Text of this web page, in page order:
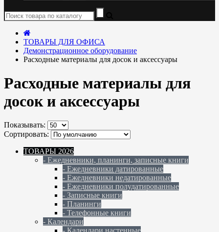
ТОВАРЫ ДЛЯ ОФИСА
Демонстрационное оборудование
Расходные материалы для досок и аксессуары
Расходные материалы для
досок и аксессуары
Показывать:
Сортировать:
ТОВАРЫ 2026
- Ежедневники, планинги, записные книги
- Ежедневники датированные
- Ежедневники недатированные
- Ежедневники полудатированные
- Записные книги
- Планинги
- Телефонные книги
- Календари